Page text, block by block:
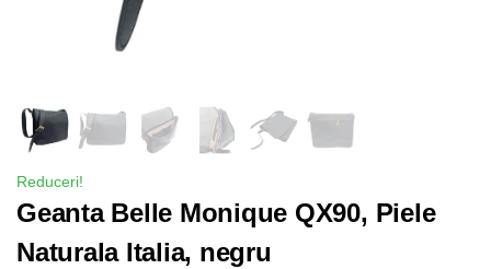
Reduceri!
Geanta Belle Monique QX90, Piele
Naturala Italia, negru